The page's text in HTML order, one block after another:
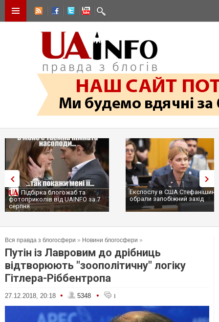
Підбірка блогожаб та
фотоприколів від UAINFO за 7
серпня
Експослу в США
обрали запобіжний захід
Вся правда з блогосфери » Новини блогосфери »
Путін із Лавровим до дрібниць
відтворюють "зоополітичну" логіку
Гітлера-Ріббентропа
27.12.2018, 20:18 • 5348 • 1